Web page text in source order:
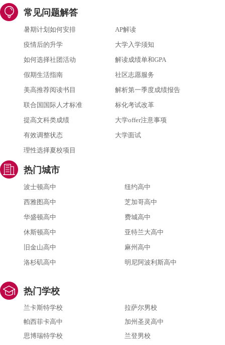
常见问题解答
暑期计划如何安排
AP解读
疫情后的升学
大学入学须知
如何选择社团活动
解读成绩单和GPA
假期生活指南
社区志愿服务
美高推荐阅读书目
解析第一季度成绩报告
联合国国际人才标准
标化考试改革
提高文科类成绩
大学offer注意事项
有效调整状态
大学面试
理性选择夏校项目
热门城市
波士顿高中
纽约高中
西雅图高中
芝加哥高中
华盛顿高中
费城高中
休斯顿高中
亚特兰大高中
旧金山高中
麻州高中
洛杉矶高中
明尼阿波利斯高中
热门学校
兰卡斯特学校
拉萨尔男校
帕西菲卡高中
加州圣灵高中
思博瑞特学校
兰登男校